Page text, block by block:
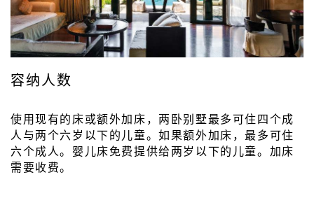
容纳人数
使用现有的床或额外加床，两卧别墅最多可住四个成
人与两个六岁以下的儿童。如果额外加床，最多可住
六个成人。婴儿床免费提供给两岁以下的儿童。加床
需要收费。